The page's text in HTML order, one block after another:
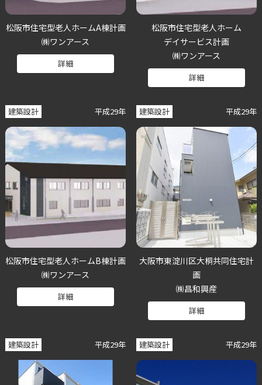
松阪市住宅型老人ホームA棟計画
㈱ワンアース
詳細
松阪市住宅型老人ホーム
デイサービス計画
㈱ワンアース
詳細
建築設計 平成29年
松阪市住宅型老人ホームB棟計画
㈱ワンアース
詳細
建築設計 平成29年
大阪市東淀川区大桐共同住宅計
画
㈱昌和興産
詳細
建築設計 平成29年 建築設計 平成29年